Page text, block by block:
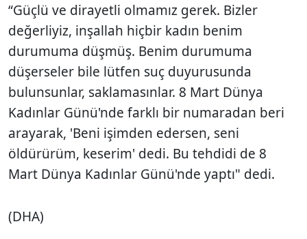
“Güçlü ve dirayetli olmamız gerek. Bizler
değerliyiz, inşallah hiçbir kadın benim
durumuma düşmüş. Benim durumuma
düşerseler bile lütfen suç duyurusunda
bulunsunlar, saklamasınlar. 8 Mart Dünya
Kadınlar Günü'nde farklı bir numaradan beri
arayarak, 'Beni işimden edersen, seni
öldürürüm, keserim' dedi. Bu tehdidi de 8
Mart Dünya Kadınlar Günü'nde yaptı" dedi.
(DHA)